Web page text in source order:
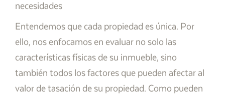
necesidades
Entendemos que cada propiedad es única. Por
ello, nos enfocamos en evaluar no solo las
características físicas de su inmueble, sino
también todos los factores que pueden afectar al
valor de tasación de su propiedad. Como pueden